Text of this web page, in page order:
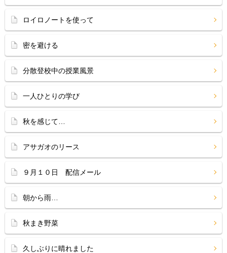
ロイロノートを使って
密を避ける
分散登校中の授業風景
一人ひとりの学び
秋を感じて…
アサガオのリース
９月１０日 配信メール
朝から雨…
秋まき野菜
久しぶりに晴れました